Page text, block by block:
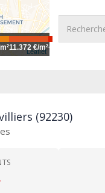
Leaflet
11.372 €/m²+
(92230)